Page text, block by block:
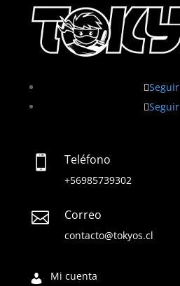
Seguir
Seguir
 Teléfono
+56985739302
 Correo
contacto@tokyos.cl
Mi cuenta